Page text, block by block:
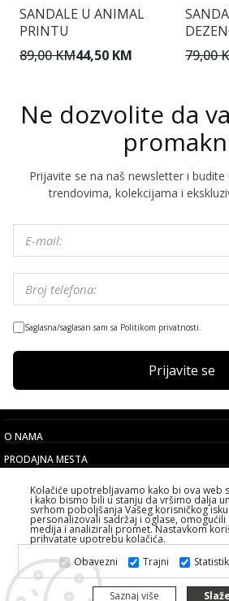
SANDALE U ANIMAL
PRINTU
89,00 KM44,50 KM
79,00
Ne dozvolite da
Prijavite se na naš newsletter i
trendovima, kolekcijama i
Saglasna/saglasan sam sa Politikom privatnosti.
Prijavite se
O NAMA
PRODAJNA MESTA
KORISNIČKI SERVIS
IZABERITE DRŽAVU
2026 PS FASHION
SVA PRAVA ZADRŽANA ALL
Kolačiće upotrebljavamo kako bi ova web
i kako bismo bili u stanju da vršimo dalja
svrhom poboljšanja Vašeg korisničkog
personalizovali sadržaj i oglase, omogućili
medija i analizirali promet. Nastavkom
prihvatate upotrebu kolačića.
Obavezni
Trajni
Saznaj više